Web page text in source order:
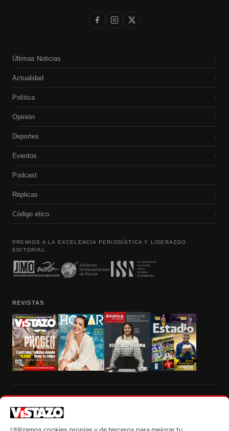
Últimas Noticias ›
Actualidad ›
Política ›
Opinión ›
Deportes ›
Eventos ›
Podcast ›
Réplicas ›
Código etico ›
PREMIOS A LA EXCELENCIA PERIODÍSTICA Y LIDERAZGO
EDITORIAL
REVISTAS
autorización escrita de su titular, de todos los contenidos de Vistazo.com.